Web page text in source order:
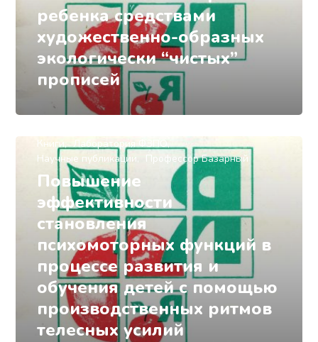
ребенка средствами
художественно-образных
экологически “чистых”
прописей
Книги
Лаборатория ФЗПО
Научные публикации
Профессор Базарный
Повышение
эффективности
становления
психомоторных функций в
процессе развития и
обучения детей с помощью
производственных ритмов
телесных усилий